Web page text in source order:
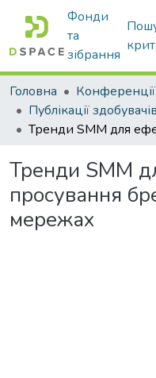
Фонди
та
зібрання
Головна
Тренди SMM
просування
мережах